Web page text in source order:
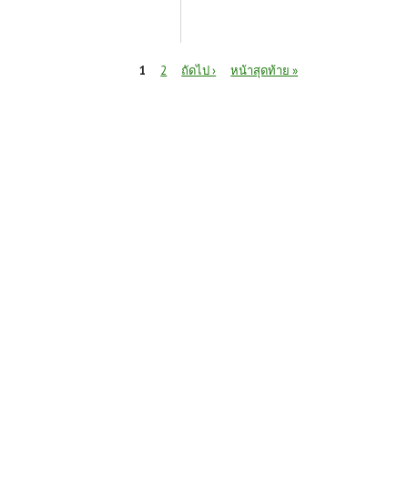
1 2 ถัดไป › หน้าสุดท้าย »